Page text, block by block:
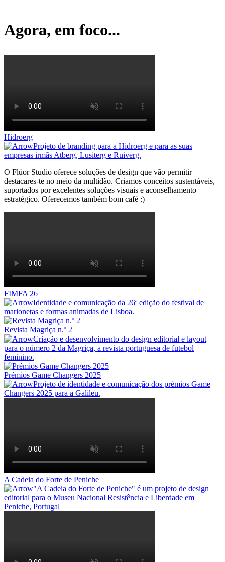
Agora, em foco...
Hidroerg
Projeto de branding para a Hidroerg e para as suas
empresas irmãs Atberg, Lusiterg e Ruiverg.
O Flúor Studio oferece soluções de design que vão permitir
destacares-te no meio da multidão. Criamos conceitos sustentáveis,
suportados por excelentes soluções visuais e aconselhamento
estratégico. Oferecemos também bom café :)
FIMFA 26
Identidade e comunicação da 26ª edição do festival de
marionetas e formas animadas de Lisboa.
Revista Magriça n.º 2
Criação e desenvolvimento do design editorial e layout
para o número 2 da Magriça, a revista portuguesa de futebol
feminino.
Prémios Game Changers 2025
Projeto de identidade e comunicação dos prémios Game
Changers 2025 para a Galileu.
A Cadeia do Forte de Peniche
"A Cadeia do Forte de Peniche" é um projeto de design
editorial para o Museu Nacional Resistência e Liberdade em
Peniche, Portugal